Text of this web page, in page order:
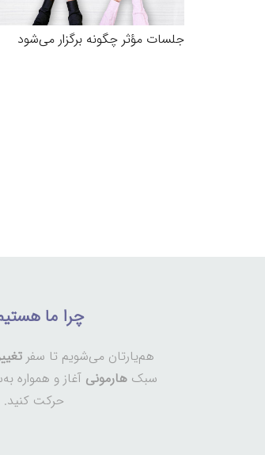
جلسات مؤثر چگونه برگزار می‌شود
چرا ما
هم‌یارتان می‌شویم تا سفر
سبک هارمونی آغاز و همواره
حرکت کنید.